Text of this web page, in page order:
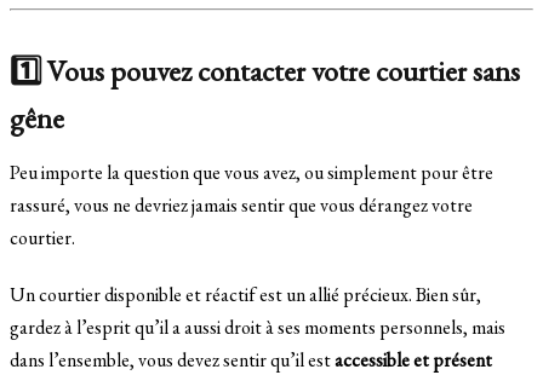
1️⃣ Vous pouvez contacter votre courtier sans
gêne
Peu importe la question que vous avez, ou simplement pour être
rassuré, vous ne devriez jamais sentir que vous dérangez votre
courtier.
Un courtier disponible et réactif est un allié précieux. Bien sûr,
gardez à l’esprit qu’il a aussi droit à ses moments personnels, mais
dans l’ensemble, vous devez sentir qu’il estaccessible et présent